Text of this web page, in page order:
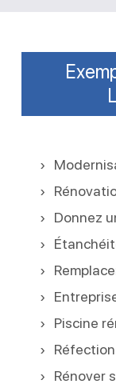
Donnez
Piscine
Rénover